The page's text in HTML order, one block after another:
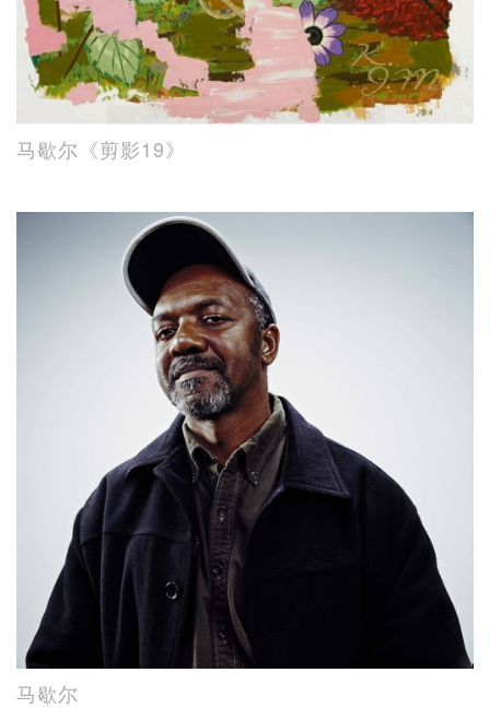
马歇尔《剪影19》
马歇尔